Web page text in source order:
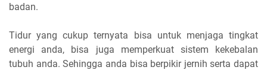
badan.
Tidur yang cukup ternyata bisa untuk menjaga tingkat
energi anda, bisa juga memperkuat sistem kekebalan
tubuh anda. Sehingga anda bisa berpikir jernih serta dapat